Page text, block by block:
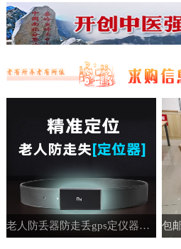
老人防丢器防走丢gps定仪器老年痴呆神器定卫器定位器